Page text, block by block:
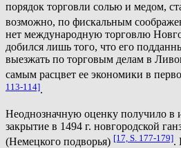
порядок торговли солью и медом,
возможно, по фискальным
нет международную торговлю
добился лишь того, что его
выезжать по торговым делам в
самым расцвет ее экономики в
113-114].
Неоднозначную оценку получило в
закрытие в 1494 г. новгородской
(Немецкого подворья) [17, S. 177-179].